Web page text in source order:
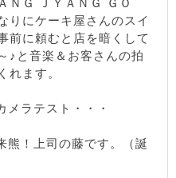
ＮＧ ＪＹＡＮＧ ＧＯ
りにケーキ屋さんのスイ
前に頼むと店を暗くして
♪と音楽＆お客さんの拍
れます。
ラテスト・・・
！上司の藤です。（誕